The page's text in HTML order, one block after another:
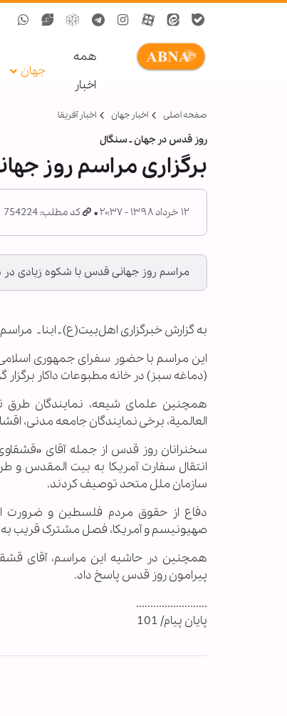
همه
اخبار
جهان
صفحه اصلی اخبار جهان اخبار آفریقا
روز قدس در جهان ـ سنگال
برگزاری مراسم روز
۱۲ خرداد ۱۳۹۸ - ۲۰:۳۷ کد مطلب: 754224
مراسم روز جهانی قدس با شکوه زیادی در
به گزارش خبرگزاری اهل‌بیت(ع) ـ ابنا ـ
این مراسم با حضور سفرای جمهوری اسلامی
(دماغه سبز) در خانه مطبوعات داکار برگزار
همچنین علمای شیعه، نمایندگان طرق
العالمیة، برخی نمایندگان جامعه مدنی،
سخنرانان روز قدس از جمله آقای
انتقال سفارت آمریکا به بیت المقدس و
سازمان ملل متحد توصیف کردند.
دفاع از حقوق مردم فلسطین و ضرورت
صهیونیسم و آمریکا، فصل مشترک قریب به
همچنین در حاشیه این مراسم، آقای
پیرامون روز قدس پاسخ داد.
.........................
پایان پیام/ 101